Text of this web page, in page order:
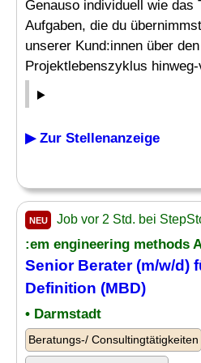
Genauso individuell wie das
Aufgaben, die du
unserer Kund:innen über
Projektlebenszyklus
▶ Zur Stellenanzeige
NEU Job vor 2 Std. bei
:em engineering methods
Senior Berater (m/w/d)
Definition (MBD)
• Darmstadt
Beratungs-/ Consultingtätigkeiten